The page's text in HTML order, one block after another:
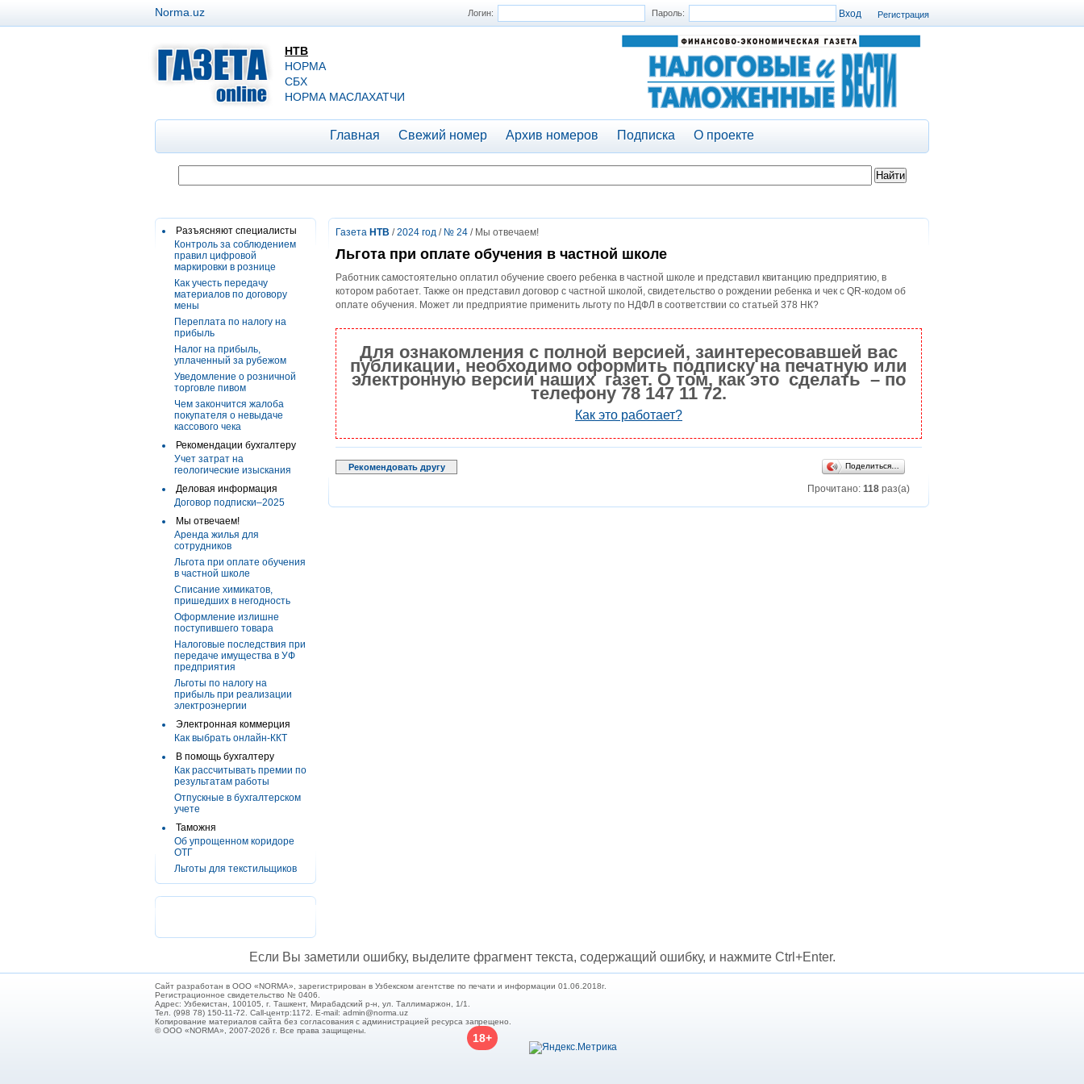
Регистрация
Логин: Пароль:
Norma.uz
НТВ
НОРМА
СБХ
НОРМА МАСЛАХАТЧИ
Главная Свежий номер Архив номеров Подписка О проекте
Разъясняют специалисты
Контроль за соблюдением
правил цифровой
маркировки в рознице
Как учесть передачу
материалов по договору
мены
Переплата по налогу на
прибыль
Налог на прибыль,
уплаченный за рубежом
Уведомление о розничной
торговле пивом
Чем закончится жалоба
покупателя о невыдаче
кассового чека
Рекомендации бухгалтеру
Учет затрат на
геологические изыскания
Деловая информация
Договор подписки–2025
Мы отвечаем!
Аренда жилья для
сотрудников
Льгота при оплате обучения
в частной школе
Списание химикатов,
пришедших в негодность
Оформление излишне
поступившего товара
Налоговые последствия при
передаче имущества в УФ
предприятия
Льготы по налогу на
прибыль при реализации
электроэнергии
Электронная коммерция
Как выбрать онлайн-ККТ
В помощь бухгалтеру
Как рассчитывать премии по
результатам работы
Отпускные в бухгалтерском
учете
Таможня
Об упрощенном коридоре
ОТГ
Льготы для текстильщиков
Газета НТВ /2024 год / № 24 / Мы отвечаем!
Льгота при оплате обучения в частной школе
Работник самостоятельно оплатил обучение своего ребенка в частной школе и представил квитанцию предприятию, в
котором работает. Также он представил договор с частной школой, свидетельство о рождении ребенка и чек с QR-кодом об
оплате обучения. Может ли предприятие применить льготу по НДФЛ в соответствии со статьей 378 НК?
Для ознакомления с полной версией, заинтересовавшей вас
публикации, необходимо оформить подписку на печатную или
электронную версии наших газет. О том, как это сделать – по
телефону 78 147 11 72.
Как это работает?
Рекомендовать другу Поделиться…
Прочитано: 118 раз(а)
Если Вы заметили ошибку, выделите фрагмент текста, содержащий ошибку, и нажмите Ctrl+Enter.
Сайт разработан в ООО «NORMA», зарегистрирован в Узбекском агентстве по печати и информации 01.06.2018г.
Регистрационное свидетельство № 0406.
Адрес: Узбекистан, 100105, г. Ташкент, Мирабадский р-н, ул. Таллимаржон, 1/1.
Тел. (998 78) 150-11-72. Call-центр:1172. E-mail: admin@norma.uz
Копирование материалов сайта без согласования с администрацией ресурса запрещено.
© ООО «NORMA», 2007-2026 г. Все права защищены.
18+